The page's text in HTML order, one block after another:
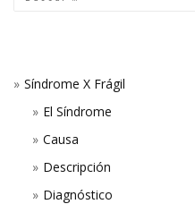
Síndrome X Frágil
El Síndrome
Causa
Descripción
Diagnóstico